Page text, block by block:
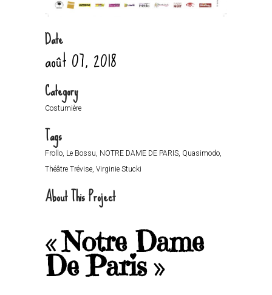
Date
août 07, 2018
Category
Costumière
Tags
Frollo, Le Bossu, NOTRE DAME DE PARIS, Quasimodo,
Théâtre Trévise, Virginie Stucki
About This Project
« Notre Dame
De Paris »